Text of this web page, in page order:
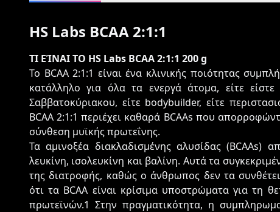
HS Labs BCAA 2:1:1
ΤΙ ΕΊΝΑΙ ΤΟ HS Labs BCAA 2:1:1 200 g
Το BCAA 2:1:1 είναι ένα κλινικής ποιότητας
κατάλληλο για όλα τα ενεργά άτομα, είτε
Σαββατοκύριακου, είτε bodybuilder, είτε
BCAA 2:1:1 περιέχει καθαρά BCAAs που
σύνθεση μυϊκής πρωτεΐνης.
Τα αμινοξέα διακλαδισμένης αλυσίδας (BCAAs)
λευκίνη, ισολευκίνη και βαλίνη. Αυτά τα
της διατροφής, καθώς ο άνθρωπος δεν τα
ότι τα BCAA είναι κρίσιμα υποστρώματα για τη
πρωτεϊνών.1 Στην πραγματικότητα, η